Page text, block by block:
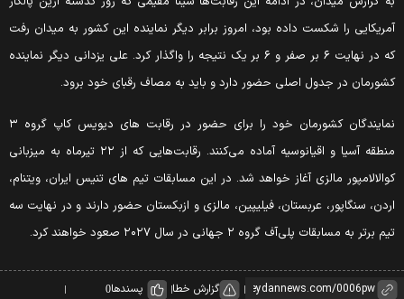
را شکست داده بود، امروز برابر دیگر نماینده این کشور به میدان رفت
که در نهایت ۶ بر صفر و ۶ بر یک نتیجه را واگذار کرد. علی یزدانی دیگر نماینده
در جدول اصلی حضور دارد و باید به مصاف رقبای خود برود.
نمایندگان کشورمان خود را برای حضور در رقابت های دیویس کاپ گروه ۳
منطقه آسیا و اقیانوسیه آماده می‌کنند. رقابت‌هایی که از ۲۲ تیرماه به میزبانی
مالزی آغاز خواهد شد. در این مسابقات تیم های تنیس ایران، ویتنام،
سنگاپور، عربستان، فیلیپین، مالزی و ازبکستان حضور دارند و در نهایت سه
برتر به مسابقات پلی‌آف گروه ۲ جهانی در سال ۲۰۲۷ صعود خواهند کرد.
گزارش خطا پسندها0